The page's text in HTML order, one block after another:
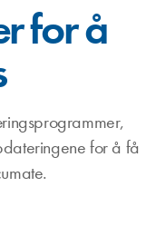
for å
for å få